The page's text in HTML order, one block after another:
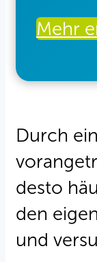
Mehr
Durch
desto
den
und